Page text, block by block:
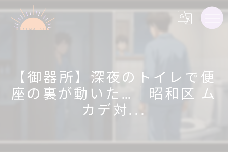
【御器所】深夜のトイレで便
座の裏が動いた…｜昭和区 ム
カデ対...